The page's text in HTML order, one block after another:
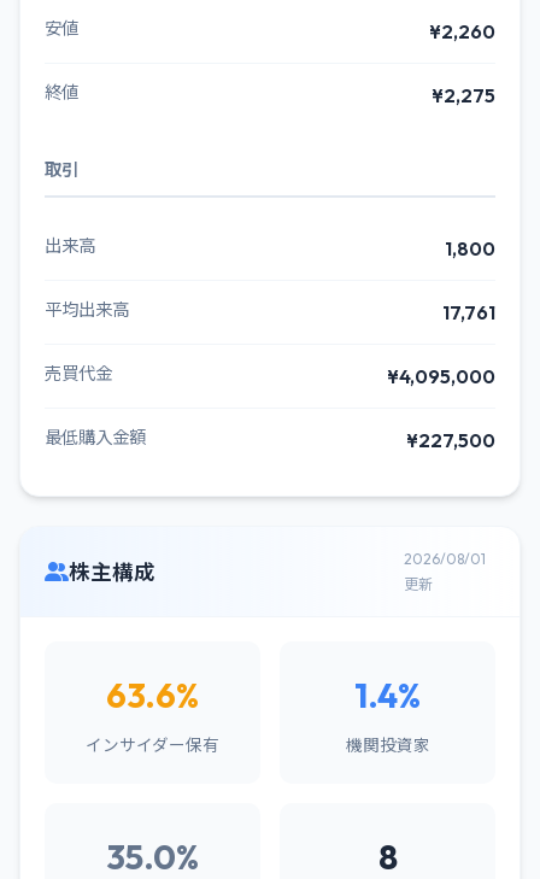
安値 ¥2,260
終値 ¥2,275
取引
出来高 1,800
平均出来高 17,761
売買代金 ¥4,095,000
最低購入金額 ¥227,500
株主構成
2026/08/01
更新
63.6%
インサイダー保有
1.4%
機関投資家
35.0% 8